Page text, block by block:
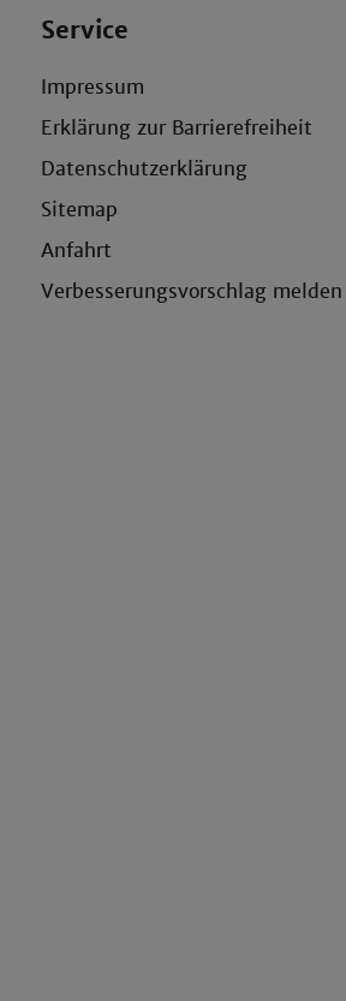
Service
Impressum
Erklärung zur Barrierefreiheit
Datenschutzerklärung
Sitemap
Anfahrt
Verbesserungsvorschlag melden